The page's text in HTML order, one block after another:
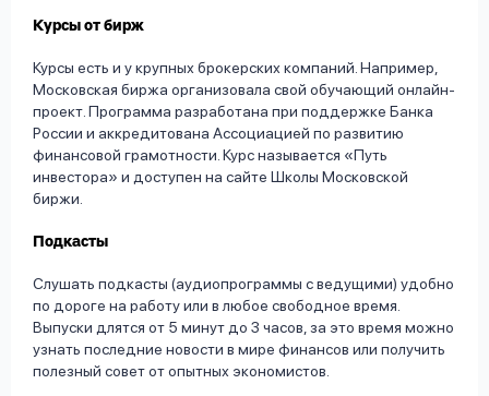
Курсы от бирж
Курсы есть и у крупных брокерских компаний. Например,
Московская биржа организовала свой обучающий онлайн-
проект. Программа разработана при поддержке Банка
России и аккредитована Ассоциацией по развитию
финансовой грамотности. Курс называется «Путь
инвестора» и доступен на сайте Школы Московской
биржи.
Подкасты
Слушать подкасты (аудиопрограммы с ведущими) удобно
по дороге на работу или в любое свободное время.
Выпуски длятся от 5 минут до 3 часов, за это время можно
узнать последние новости в мире финансов или получить
полезный совет от опытных экономистов.